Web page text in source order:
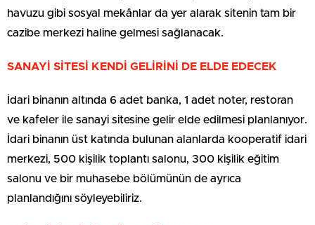
havuzu gibi sosyal mekânlar da yer alarak sitenin tam bir
cazibe merkezi haline gelmesi sağlanacak.
SANAYİ SİTESİ KENDİ GELİRİNİ DE ELDE EDECEK
İdari binanın altında 6 adet banka, 1 adet noter, restoran
ve kafeler ile sanayi sitesine gelir elde edilmesi planlanıyor.
İdari binanın üst katında bulunan alanlarda kooperatif idari
merkezi, 500 kişilik toplantı salonu, 300 kişilik eğitim
salonu ve bir muhasebe bölümünün de ayrıca
planlandığını söyleyebiliriz.